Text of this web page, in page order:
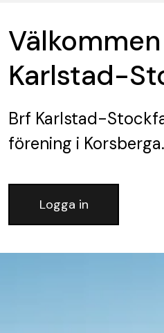
Karlstad-
Brf Karlstad-
förening i Korsberga.
Logga in